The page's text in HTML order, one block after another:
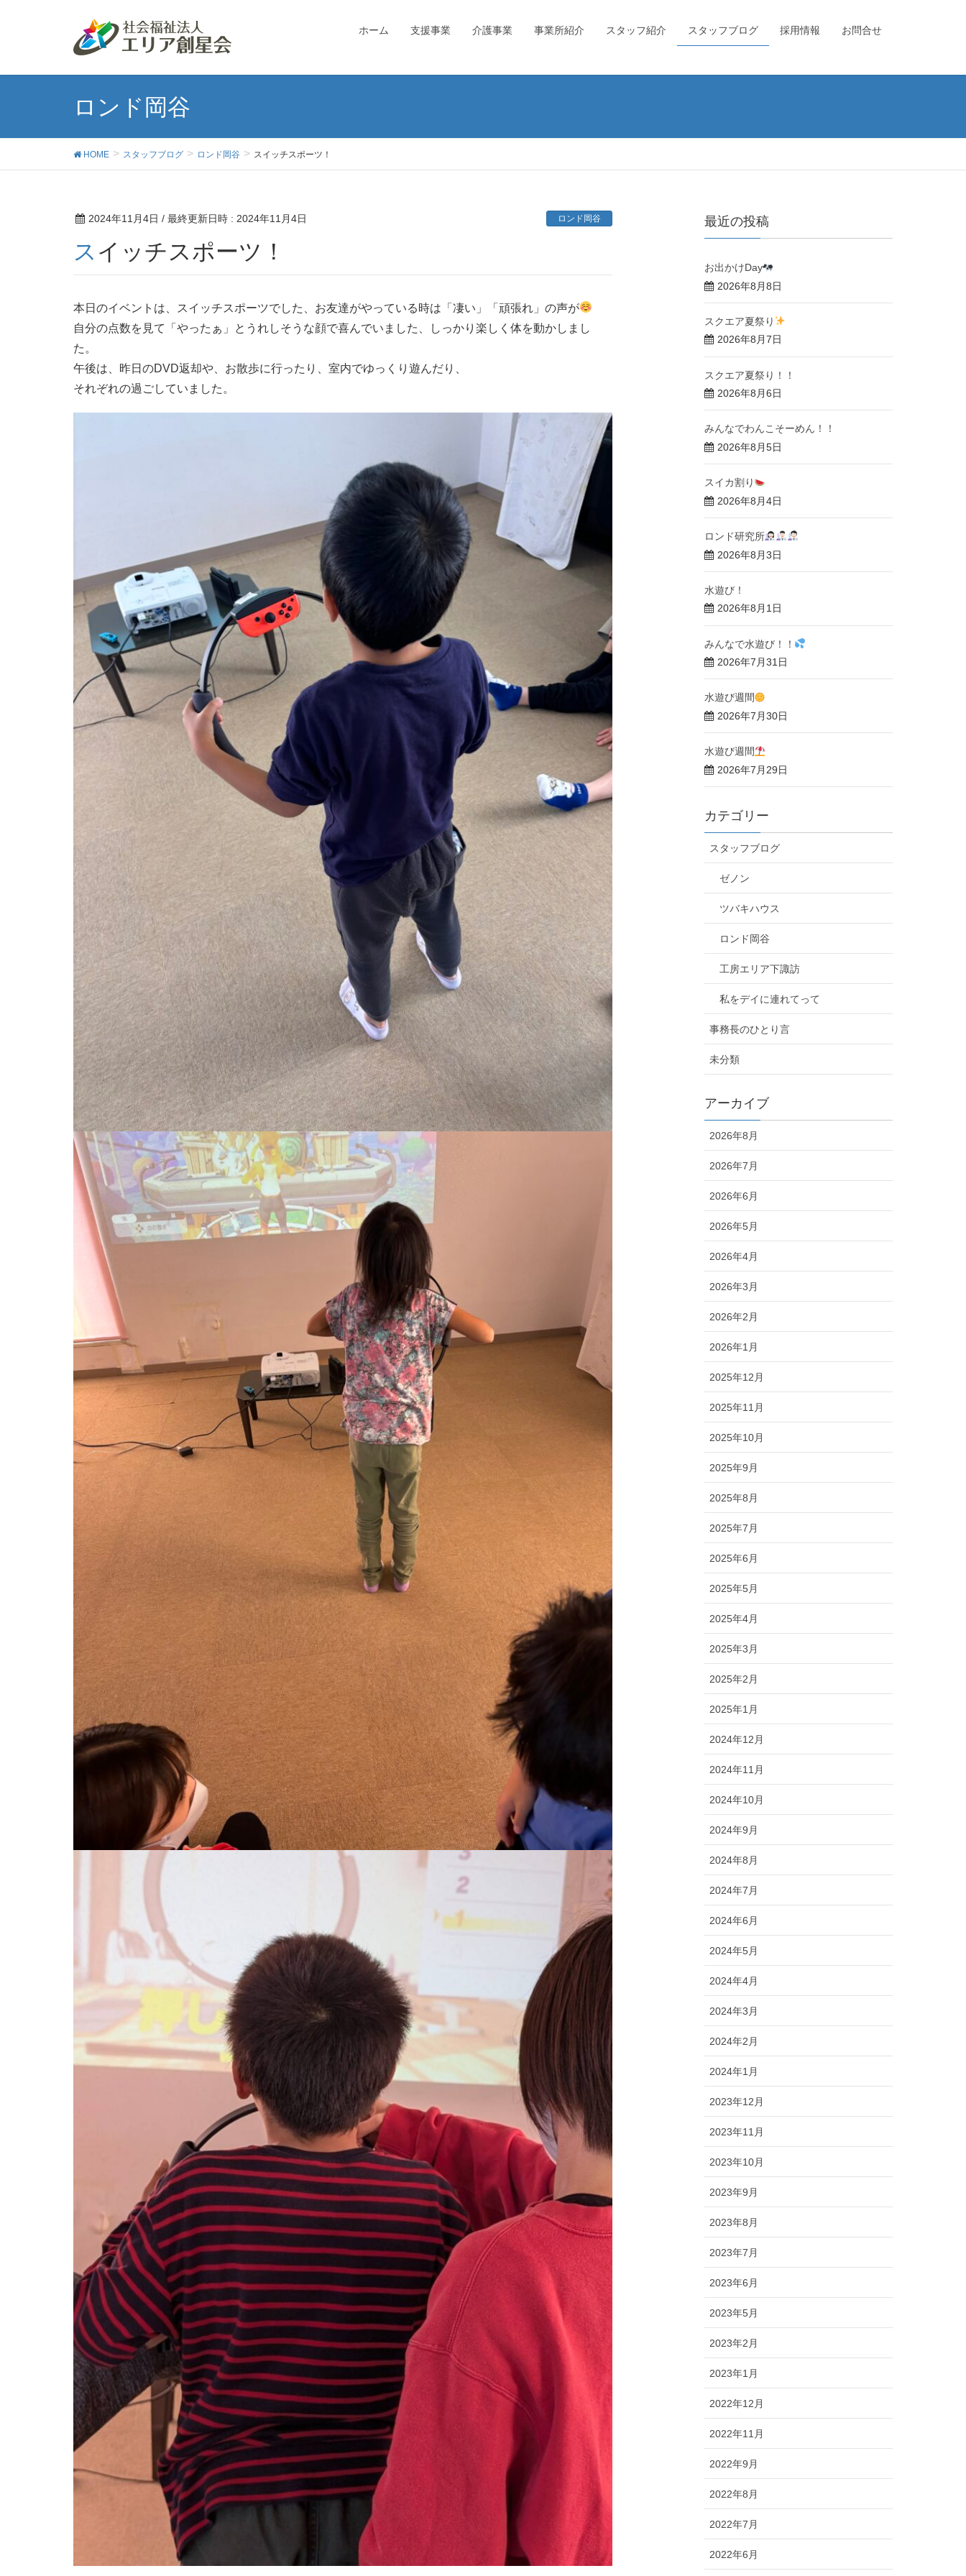
ホーム 支援事業 介護事業 事業所紹介 スタッフ紹介 スタッフブログ 採用情報 お問合せ
ロンド岡谷
HOME スタッフブログ ロンド岡谷 スイッチスポーツ！
2024年11月4日 / 最終更新日時 : 2024年11月4日 ロンド岡谷
スイッチスポーツ！
本日のイベントは、スイッチスポーツでした、お友達がやっている時は「凄い」「頑張れ」の声が
自分の点数を見て「やったぁ」とうれしそうな顔で喜んでいました、しっかり楽しく体を動かしまし
た。
午後は、昨日のDVD返却や、お散歩に行ったり、室内でゆっくり遊んだり、
それぞれの過ごしていました。
最近の投稿
お出かけDay
2026年8月8日
スクエア夏祭り
2026年8月7日
スクエア夏祭り！！
2026年8月6日
みんなでわんこそーめん！！
2026年8月5日
スイカ割り
2026年8月4日
ロンド研究所
2026年8月3日
水遊び！
2026年8月1日
みんなで水遊び！！
2026年7月31日
水遊び週間
2026年7月30日
水遊び週間
2026年7月29日
カテゴリー
スタッフブログ
ゼノン
ツバキハウス
ロンド岡谷
工房エリア下諏訪
私をデイに連れてって
事務長のひとり言
未分類
アーカイブ
2026年8月
2026年7月
2026年6月
2026年5月
2026年4月
2026年3月
2026年2月
2026年1月
2025年12月
2025年11月
2025年10月
2025年9月
2025年8月
2025年7月
2025年6月
2025年5月
2025年4月
2025年3月
2025年2月
2025年1月
2024年12月
2024年11月
2024年10月
2024年9月
2024年8月
2024年7月
2024年6月
2024年5月
2024年4月
2024年3月
2024年2月
2024年1月
2023年12月
2023年11月
2023年10月
2023年9月
2023年8月
2023年7月
2023年6月
2023年5月
2023年2月
2023年1月
2022年12月
2022年11月
2022年9月
2022年8月
2022年7月
2022年6月